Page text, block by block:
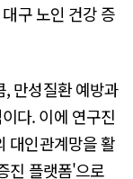
구 노인 건강 증
, 만성질환 예방과
다. 이에 연구진
대인관계망을 활
진 플랫폼'으로